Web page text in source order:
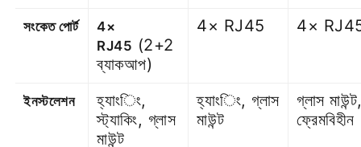
সংকেত পোর্ট
4×
RJ45 (2+2
ব্যাকআপ)
4× RJ45 4×
ইনস্টলেশন
হ্যাংিং,
স্ট্যাকিং, গ্লাস
মাউন্ট
হ্যাংিং, গ্লাস
মাউন্ট
গ্লাস
ফ্রেমবিহীন